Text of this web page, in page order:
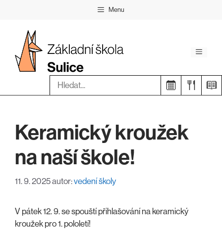
Menu
Menu
Hledat:
Keramický kroužek
na naší škole!
11. 9. 2025autor:vedení školy
V pátek 12. 9. se spouští přihlašování na keramický
kroužek pro 1. pololetí!